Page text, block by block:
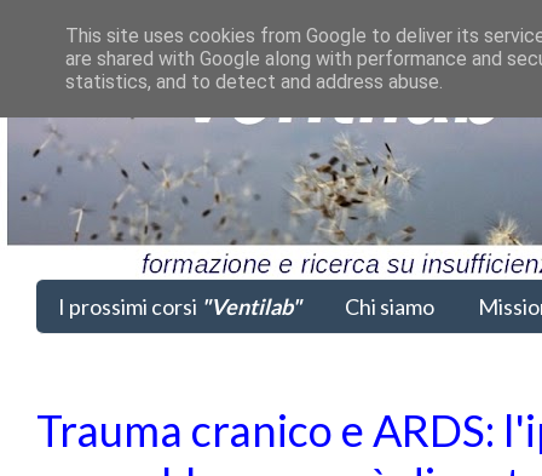
I prossimi corsi "Ventilab" Chi siamo
Trauma cranico e ARDS:
This site uses cookies from Google to deliver its
are shared with Google along with performance and
statistics, and to detect and address abuse.